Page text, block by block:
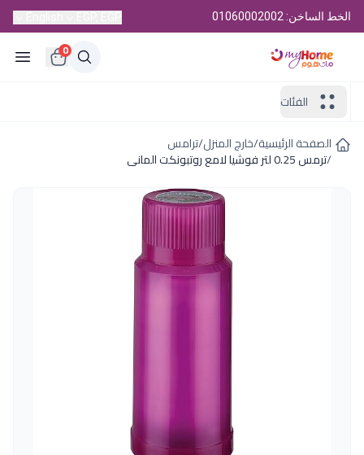
الخط الساخن: 01060002002
0
الفئات
الصفحة الرئيسية/خارج المنزل/ترامس
/ترمس 0.25 لتر فوشيا لامع روتبونكت المانى